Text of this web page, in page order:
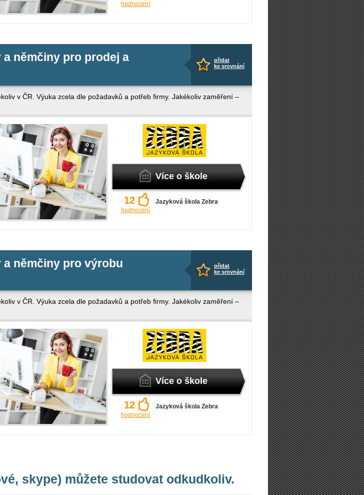
hodnocení
přidat
ke srovnání
němčiny pro prodej a
v ČR. Výuka zcela dle požadavků a potřeb firmy. Jakékoliv zaměření –
Více o škole
12
hodnocení
Jazyková škola Zebra
přidat
ke srovnání
němčiny pro výrobu
v ČR. Výuka zcela dle požadavků a potřeb firmy. Jakékoliv zaměření –
Více o škole
12
hodnocení
Jazyková škola Zebra
skype) můžete studovat odkudkoliv.